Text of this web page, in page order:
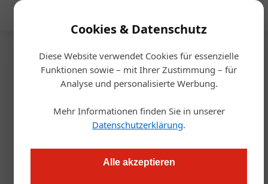
Cookies & Datenschutz
Diese Website verwendet Cookies für essenzielle
Funktionen sowie – mit Ihrer Zustimmung – für
Analyse und personalisierte Werbung.
Mehr Informationen finden Sie in unserer
Datenschutzerklärung.
Alle akzeptieren
Startseite/Handel
Österreich Wein
Österreichs Weinexporte mit
leichtem Wertzuwachs
27.03.2024, 09:29 Uhr